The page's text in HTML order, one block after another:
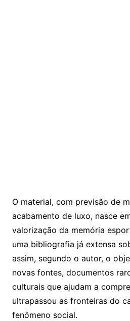
O material, com previsão de
acabamento de luxo, nasce
valorização da memória
uma bibliografia já extensa
assim, segundo o autor, o
novas fontes, documentos
culturais que ajudam a
ultrapassou as fronteiras do
fenômeno social.